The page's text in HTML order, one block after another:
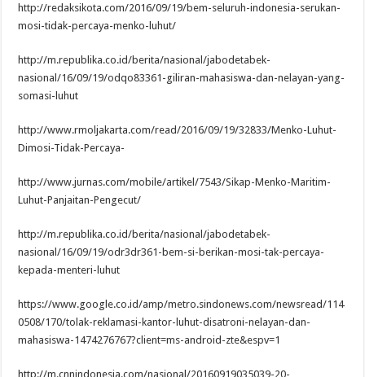
http://redaksikota.com/2016/09/19/bem-seluruh-indonesia-serukan-
mosi-tidak-percaya-menko-luhut/
http://m.republika.co.id/berita/nasional/jabodetabek-
nasional/16/09/19/odqo83361-giliran-mahasiswa-dan-nelayan-yang-
somasi-luhut
http://www.rmoljakarta.com/read/2016/09/19/32833/Menko-Luhut-
Dimosi-Tidak-Percaya-
http://www.jurnas.com/mobile/artikel/7543/Sikap-Menko-Maritim-
Luhut-Panjaitan-Pengecut/
http://m.republika.co.id/berita/nasional/jabodetabek-
nasional/16/09/19/odr3dr361-bem-si-berikan-mosi-tak-percaya-
kepada-menteri-luhut
https://www.google.co.id/amp/metro.sindonews.com/newsread/114
0508/170/tolak-reklamasi-kantor-luhut-disatroni-nelayan-dan-
mahasiswa-1474276767?client=ms-android-zte&espv=1
http://m.cnnindonesia.com/nasional/20160919035039-20-